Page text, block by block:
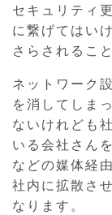
セキュリティ
に繋げてはい
さらされるこ
ネットワーク
を消してしま
ないけれども
いる会社さん
などの媒体経
社内に拡散さ
なります。